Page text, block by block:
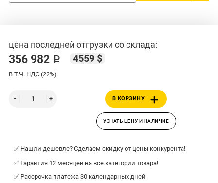
цена последней отгрузки со склада:
356 982 ₽ 4559 $
В Т.Ч. НДС (22%)
В КОРЗИНУ
УЗНАТЬ ЦЕНУ И НАЛИЧИЕ
✅ Нашли дешевле? Сделаем скидку от цены конкурента!
✅ Гарантия 12 месяцев на все категории товара!
✅ Рассрочка платежа 30 календарных дней